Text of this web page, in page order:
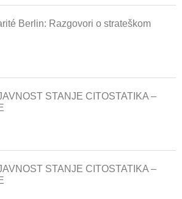
Berlin: Razgovori o strateškom
STANJE CITOSTATIKA –
STANJE CITOSTATIKA –